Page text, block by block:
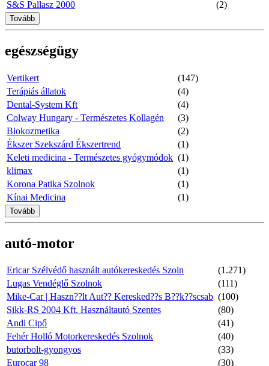
S&S Pallasz 2000
(2)
Tovább
egészségügy
Vertikert
(147)
Terápiás állatok
(4)
Dental-System Kft
(4)
Colway Hungary - Természetes Kollagén
(3)
Biokozmetika
(2)
Ékszer Szekszárd Ékszertrend
(1)
Keleti medicina - Természetes gyógymódok (1)
klimax
(1)
Korona Patika Szolnok
(1)
Kínai Medicina
(1)
Tovább
autó-motor
Ericar Szélvédő használt autókereskedés Szoln
(1.271)
Lugas Vendéglő Szolnok
(111)
Mike-Car | Haszn??lt Aut?? Keresked??s B??k??scsab (100)
Sikk-RS 2004 Kft. Használtautó Szentes
(80)
Andi Cipő
(41)
Fehér Holló Motorkereskedés Szolnok
(40)
butorbolt-gyongyos
(33)
Eurocar 98
(30)